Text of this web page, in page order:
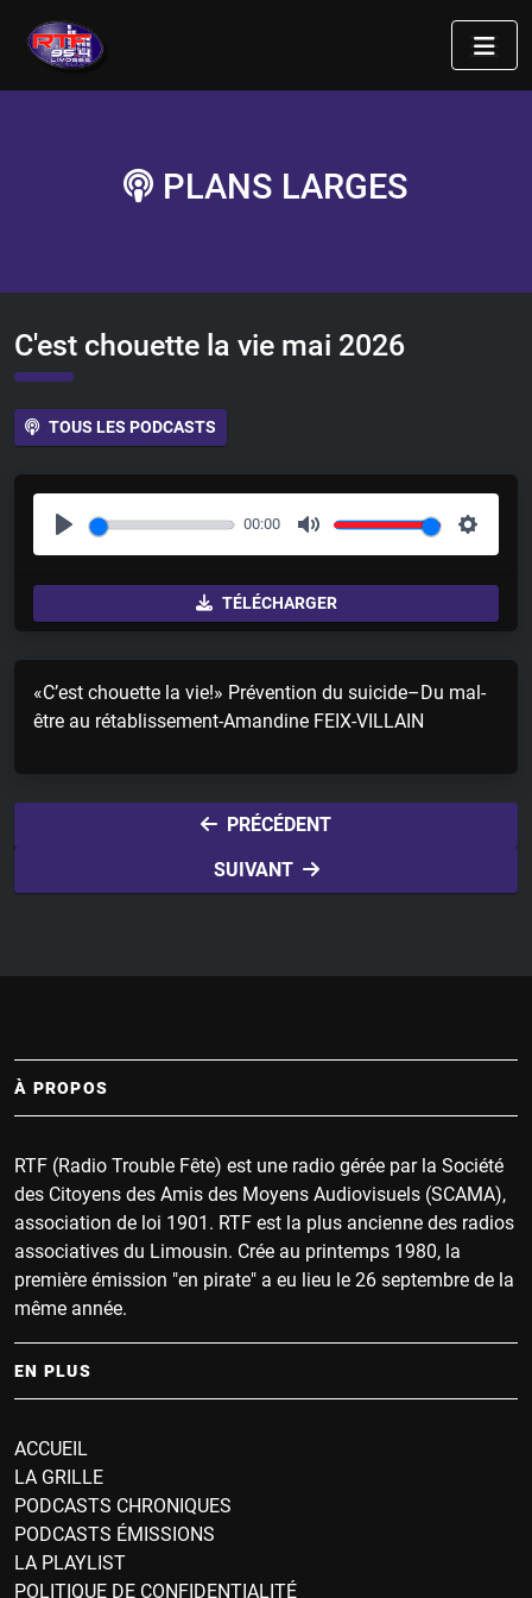
PLANS LARGES
C'est chouette la vie mai 2026
TOUS LES PODCASTS
P
l
00:00
M
u
t
S
e
TÉLÉCHARGER
«C’est chouette la vie!» Prévention du suicide–Du mal-
être au rétablissement-Amandine FEIX-VILLAIN
PRÉCÉDENT
SUIVANT
À PROPOS
RTF (Radio Trouble Fête) est une radio gérée par la Société
des Citoyens des Amis des Moyens Audiovisuels (SCAMA),
association de loi 1901. RTF est la plus ancienne des radios
associatives du Limousin. Crée au printemps 1980, la
première émission "en pirate" a eu lieu le 26 septembre de la
même année.
EN PLUS
ACCUEIL
LA GRILLE
PODCASTS CHRONIQUES
PODCASTS ÉMISSIONS
LA PLAYLIST
POLITIQUE DE CONFIDENTIALITÉ